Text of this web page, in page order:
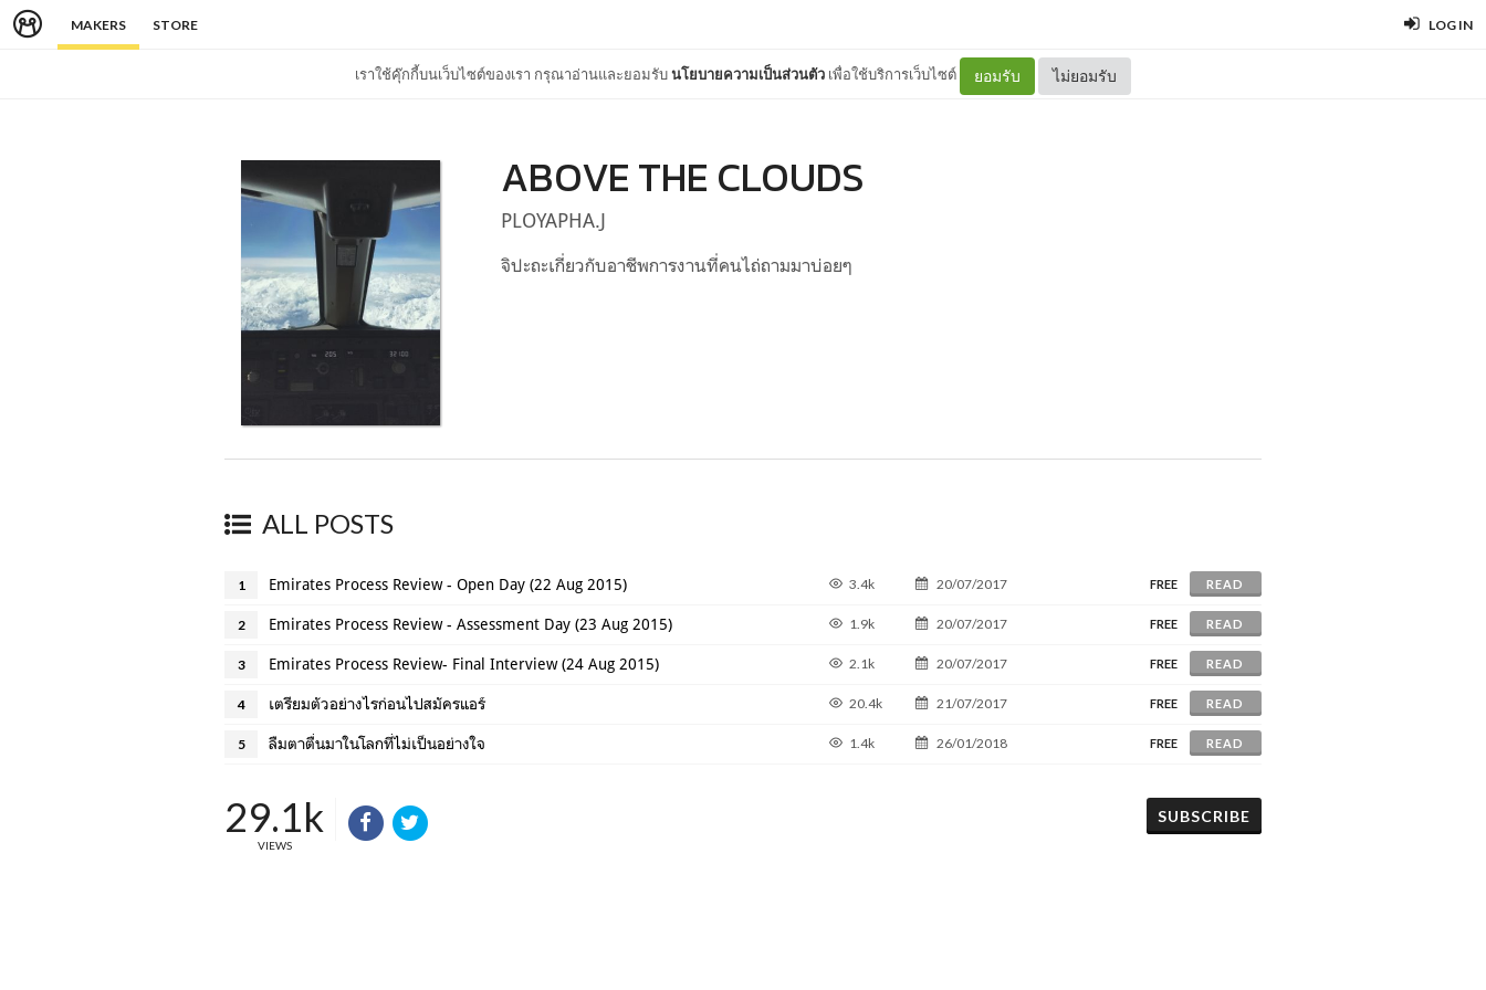
MAKERS STORE LOG IN
เราใช้คุ๊กกี้บนเว็บไซต์ของเรา กรุณาอ่านและยอมรับนโยบายความเป็นส่วนตัว เพื่อใช้บริการเว็บไซต์ ยอมรับ ไม่ยอมรับ
ABOVE THE CLOUDS
PLOYAPHA.J
จิปะถะเกี่ยวกับอาชีพการงานที่คนไถ่ถามมาบ่อยๆ
ALL POSTS
1 Emirates Process Review - Open Day (22 Aug 2015) 3.4k 20/07/2017 FREE READ
2 Emirates Process Review - Assessment Day (23 Aug 2015) 1.9k 20/07/2017 FREE READ
3 Emirates Process Review- Final Interview (24 Aug 2015) 2.1k 20/07/2017 FREE READ
4 เตรียมตัวอย่างไรก่อนไปสมัครแอร์ 20.4k 21/07/2017 FREE READ
5 ลืมตาตื่นมาในโลกที่ไม่เป็นอย่างใจ 1.4k 26/01/2018 FREE READ
29.1k
VIEWS
SUBSCRIBE